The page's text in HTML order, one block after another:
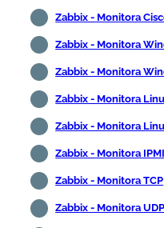
Zabbix - Monitora
Zabbix - Monitora
Zabbix - Monitora
Zabbix - Monitora
Zabbix - Monitora
Zabbix - Monitora IPMI
Zabbix - Monitora TCP
Zabbix - Monitora UDP